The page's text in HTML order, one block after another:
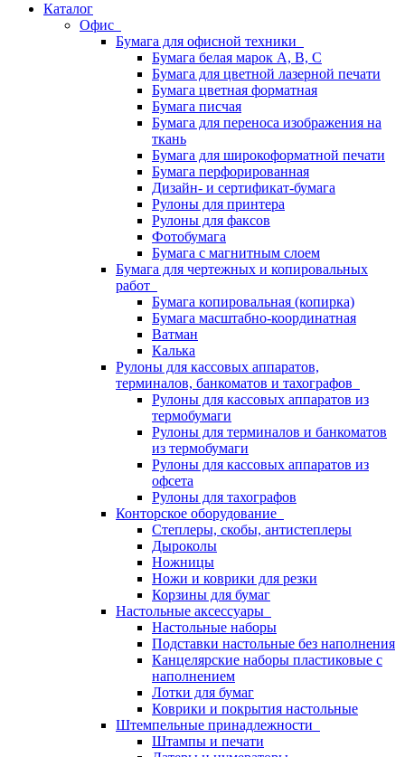
Каталог
Офис
Бумага для офисной техники
Бумага белая марок А, В, С
Бумага для цветной лазерной печати
Бумага цветная форматная
Бумага писчая
Бумага для переноса изображения на
ткань
Бумага для широкоформатной печати
Бумага перфорированная
Дизайн- и сертификат-бумага
Рулоны для принтера
Рулоны для факсов
Фотобумага
Бумага с магнитным слоем
Бумага для чертежных и копировальных
работ
Бумага копировальная (копирка)
Бумага масштабно-координатная
Ватман
Калька
Рулоны для кассовых аппаратов,
терминалов, банкоматов и тахографов
Рулоны для кассовых аппаратов из
термобумаги
Рулоны для терминалов и банкоматов
из термобумаги
Рулоны для кассовых аппаратов из
офсета
Рулоны для тахографов
Конторское оборудование
Степлеры, скобы, антистеплеры
Дыроколы
Ножницы
Ножи и коврики для резки
Корзины для бумаг
Настольные аксессуары
Настольные наборы
Подставки настольные без наполнения
Канцелярские наборы пластиковые с
наполнением
Лотки для бумаг
Коврики и покрытия настольные
Штемпельные принадлежности
Штампы и печати